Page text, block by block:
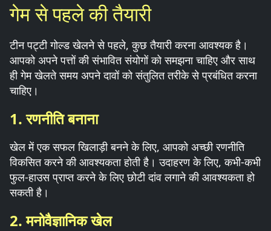
गेम से पहले की तैयारी
टीन पट्टी गोल्ड खेलने से पहले, कुछ तैयारी करना आवश्यक है।
आपको अपने पत्तों की संभावित संयोगों को समझना चाहिए और साथ
ही गेम खेलते समय अपने दावों को संतुलित तरीके से प्रबंधित करना
चाहिए।
1. रणनीति बनाना
खेल में एक सफल खिलाड़ी बनने के लिए, आपको अच्छी रणनीति
विकसित करने की आवश्यकता होती है। उदाहरण के लिए, कभी-कभी
फुल-हाउस प्राप्त करने के लिए छोटी दांव लगाने की आवश्यकता हो
सकती है।
2. मनोवैज्ञानिक खेल